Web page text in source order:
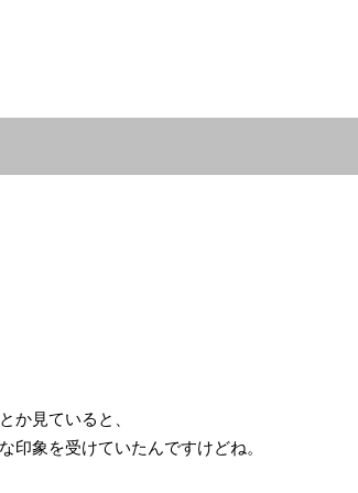
か見ていると、
印象を受けていたんですけどね。